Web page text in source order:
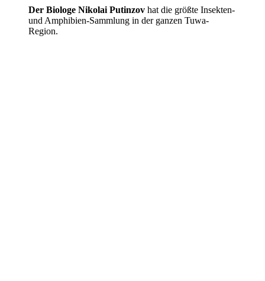
Der Biologe Nikolai Putinzov hat die größte Insekten-
und Amphibien-Sammlung in der ganzen Tuwa-
Region.